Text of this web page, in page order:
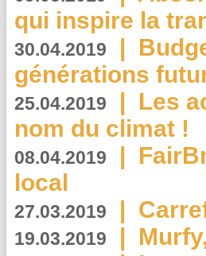
qui inspire la
30.04.2019 |
générations
25.04.2019 | Les
nom du climat !
08.04.2019 |
local
27.03.2019 |
19.03.2019 |